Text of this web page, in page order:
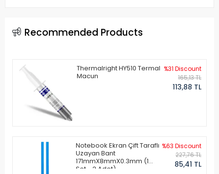
Recommended Products
Thermalright HY510 Termal
Macun
%31 Discount
165,13 TL
113,88 TL
Notebook Ekran Çift Taraflı
Uzayan Bant
171mmX8mmX0.3mm (1
Set - 2 Adet)
%63 Discount
227,76 TL
85,41 TL